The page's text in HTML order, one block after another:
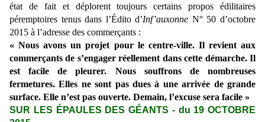
état de fait et déplorent toujours certains propos édilitaires
péremptoires tenus dans l’Édito d’Inf’auxonne N° 50 d’octobre
2015 à l’adresse des commerçants :
« Nous avons un projet pour le centre-ville. Il revient aux
commerçants de s’engager réellement dans cette démarche. Il
est facile de pleurer. Nous souffrons de nombreuses
fermetures. Elles ne sont pas dues à une arrivée de grande
surface. Elle n’est pas ouverte. Demain, l’excuse sera facile »
SUR LES ÉPAULES DES GÉANTS - du 19 OCTOBRE